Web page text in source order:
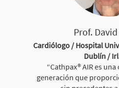
Prof.
Cardiólogo / Hospital
Dublín /
“Cathpax® AIR es
generación que